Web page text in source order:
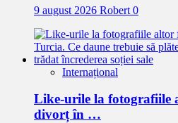
9 august 2026 Robert 0
Internațional
Like-urile la fotografiile
divorț în …